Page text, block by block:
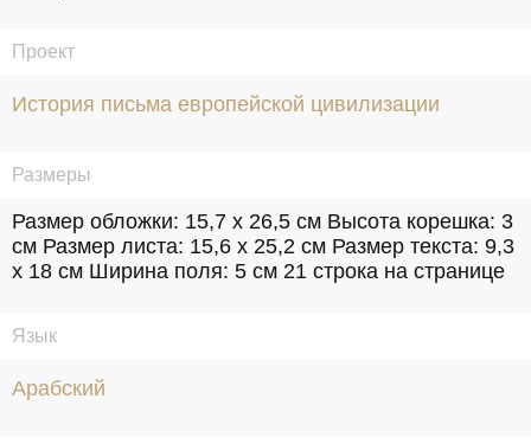
Проект
История письма европейской цивилизации
Размеры
Размер обложки: 15,7 х 26,5 см Высота корешка: 3
см Размер листа: 15,6 х 25,2 см Размер текста: 9,3
х 18 см Ширина поля: 5 см 21 строка на странице
Язык
Арабский